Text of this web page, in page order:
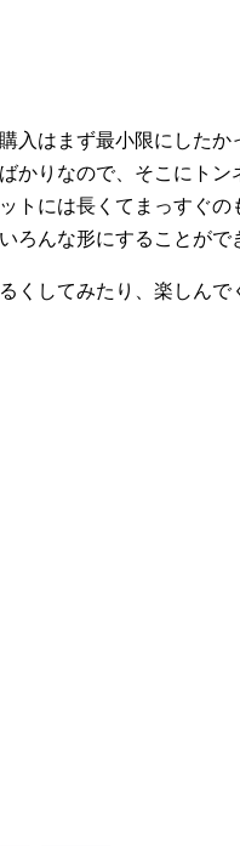
入はまず最小限にしたか
かりなので、そこにトン
トには長くてまっすぐの
ろんな形にすることがで
くしてみたり、楽しんで